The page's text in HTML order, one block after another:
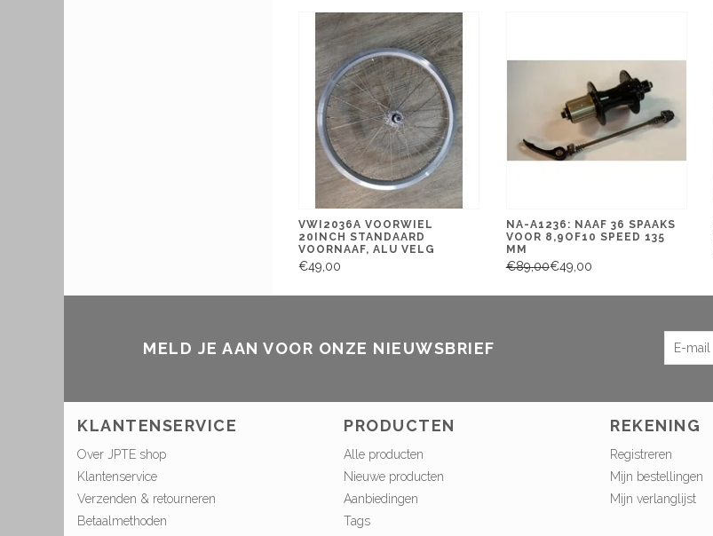
VWI2036A VOORWIEL
20INCH STANDAARD
VOORNAAF, ALU VELG
€49,00
NA-A1236: NAAF 36 SPAAKS
VOOR 8,9OF10 SPEED 135
MM
€89,00€49,00
MELD JE AAN VOOR ONZE NIEUWSBRIEF
KLANTENSERVICE
Over JPTE shop
Klantenservice
Verzenden & retourneren
Betaalmethoden
PRODUCTEN
Alle producten
Nieuwe producten
Aanbiedingen
Tags
REKENING
Registreren
Mijn bestellingen
Mijn verlanglijst